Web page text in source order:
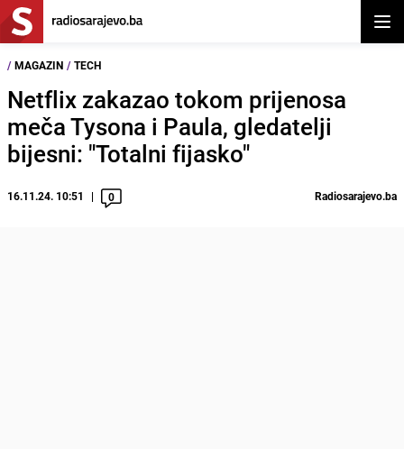
/ MAGAZIN / TECH
Netflix zakazao tokom prijenosa
meča Tysona i Paula, gledatelji
bijesni: "Totalni fijasko"
16.11.24. 10:51 0 Radiosarajevo.ba